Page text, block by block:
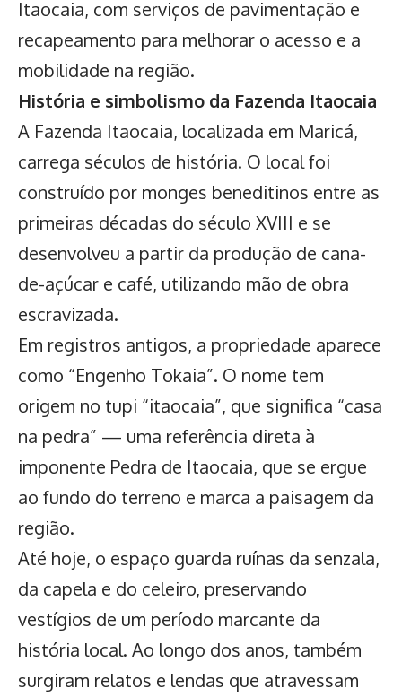
Itaocaia, com serviços de pavimentação e
recapeamento para melhorar o acesso e a
mobilidade na região.
História e simbolismo da Fazenda Itaocaia
A Fazenda Itaocaia, localizada em Maricá,
carrega séculos de história. O local foi
construído por monges beneditinos entre as
primeiras décadas do século XVIII e se
desenvolveu a partir da produção de cana-
de-açúcar e café, utilizando mão de obra
escravizada.
Em registros antigos, a propriedade aparece
como “Engenho Tokaia”. O nome tem
origem no tupi “itaocaia”, que significa “casa
na pedra” — uma referência direta à
imponente Pedra de Itaocaia, que se ergue
ao fundo do terreno e marca a paisagem da
região.
Até hoje, o espaço guarda ruínas da senzala,
da capela e do celeiro, preservando
vestígios de um período marcante da
história local. Ao longo dos anos, também
surgiram relatos e lendas que atravessam